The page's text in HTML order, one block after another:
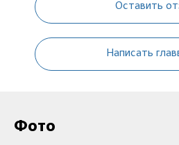
Оставить
Написать
Фото